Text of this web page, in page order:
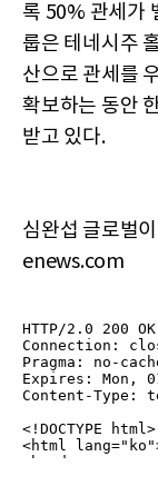
록 50% 관세가
룹은 테네시주
산으로 관세를
확보하는 동안
받고 있다.
심완섭 글로벌
enews.com